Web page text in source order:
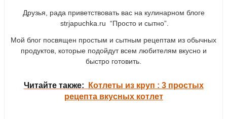
Друзья, рада приветствовать вас на кулинарном блоге
strjapuchka.ru “Просто и сытно”.
Мой блог посвящен простым и сытным рецептам из обычных
продуктов, которые подойдут всем любителям вкусно и
быстро готовить.
Читайте также:
Котлеты из круп : 3 простых
рецепта вкусных котлет